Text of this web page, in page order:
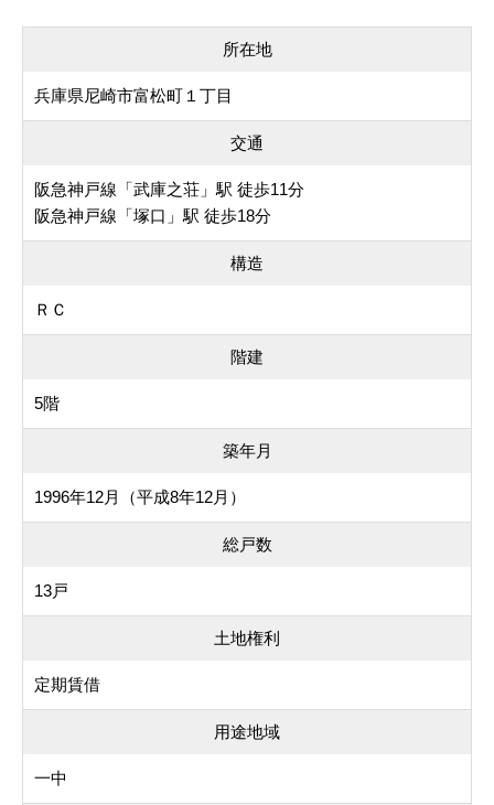
所在地
兵庫県尼崎市富松町１丁目
交通
阪急神戸線「武庫之荘」駅 徒歩11分
阪急神戸線「塚口」駅 徒歩18分
構造
ＲＣ
階建
5階
築年月
1996年12月（平成8年12月）
総戸数
13戸
土地権利
定期賃借
用途地域
一中